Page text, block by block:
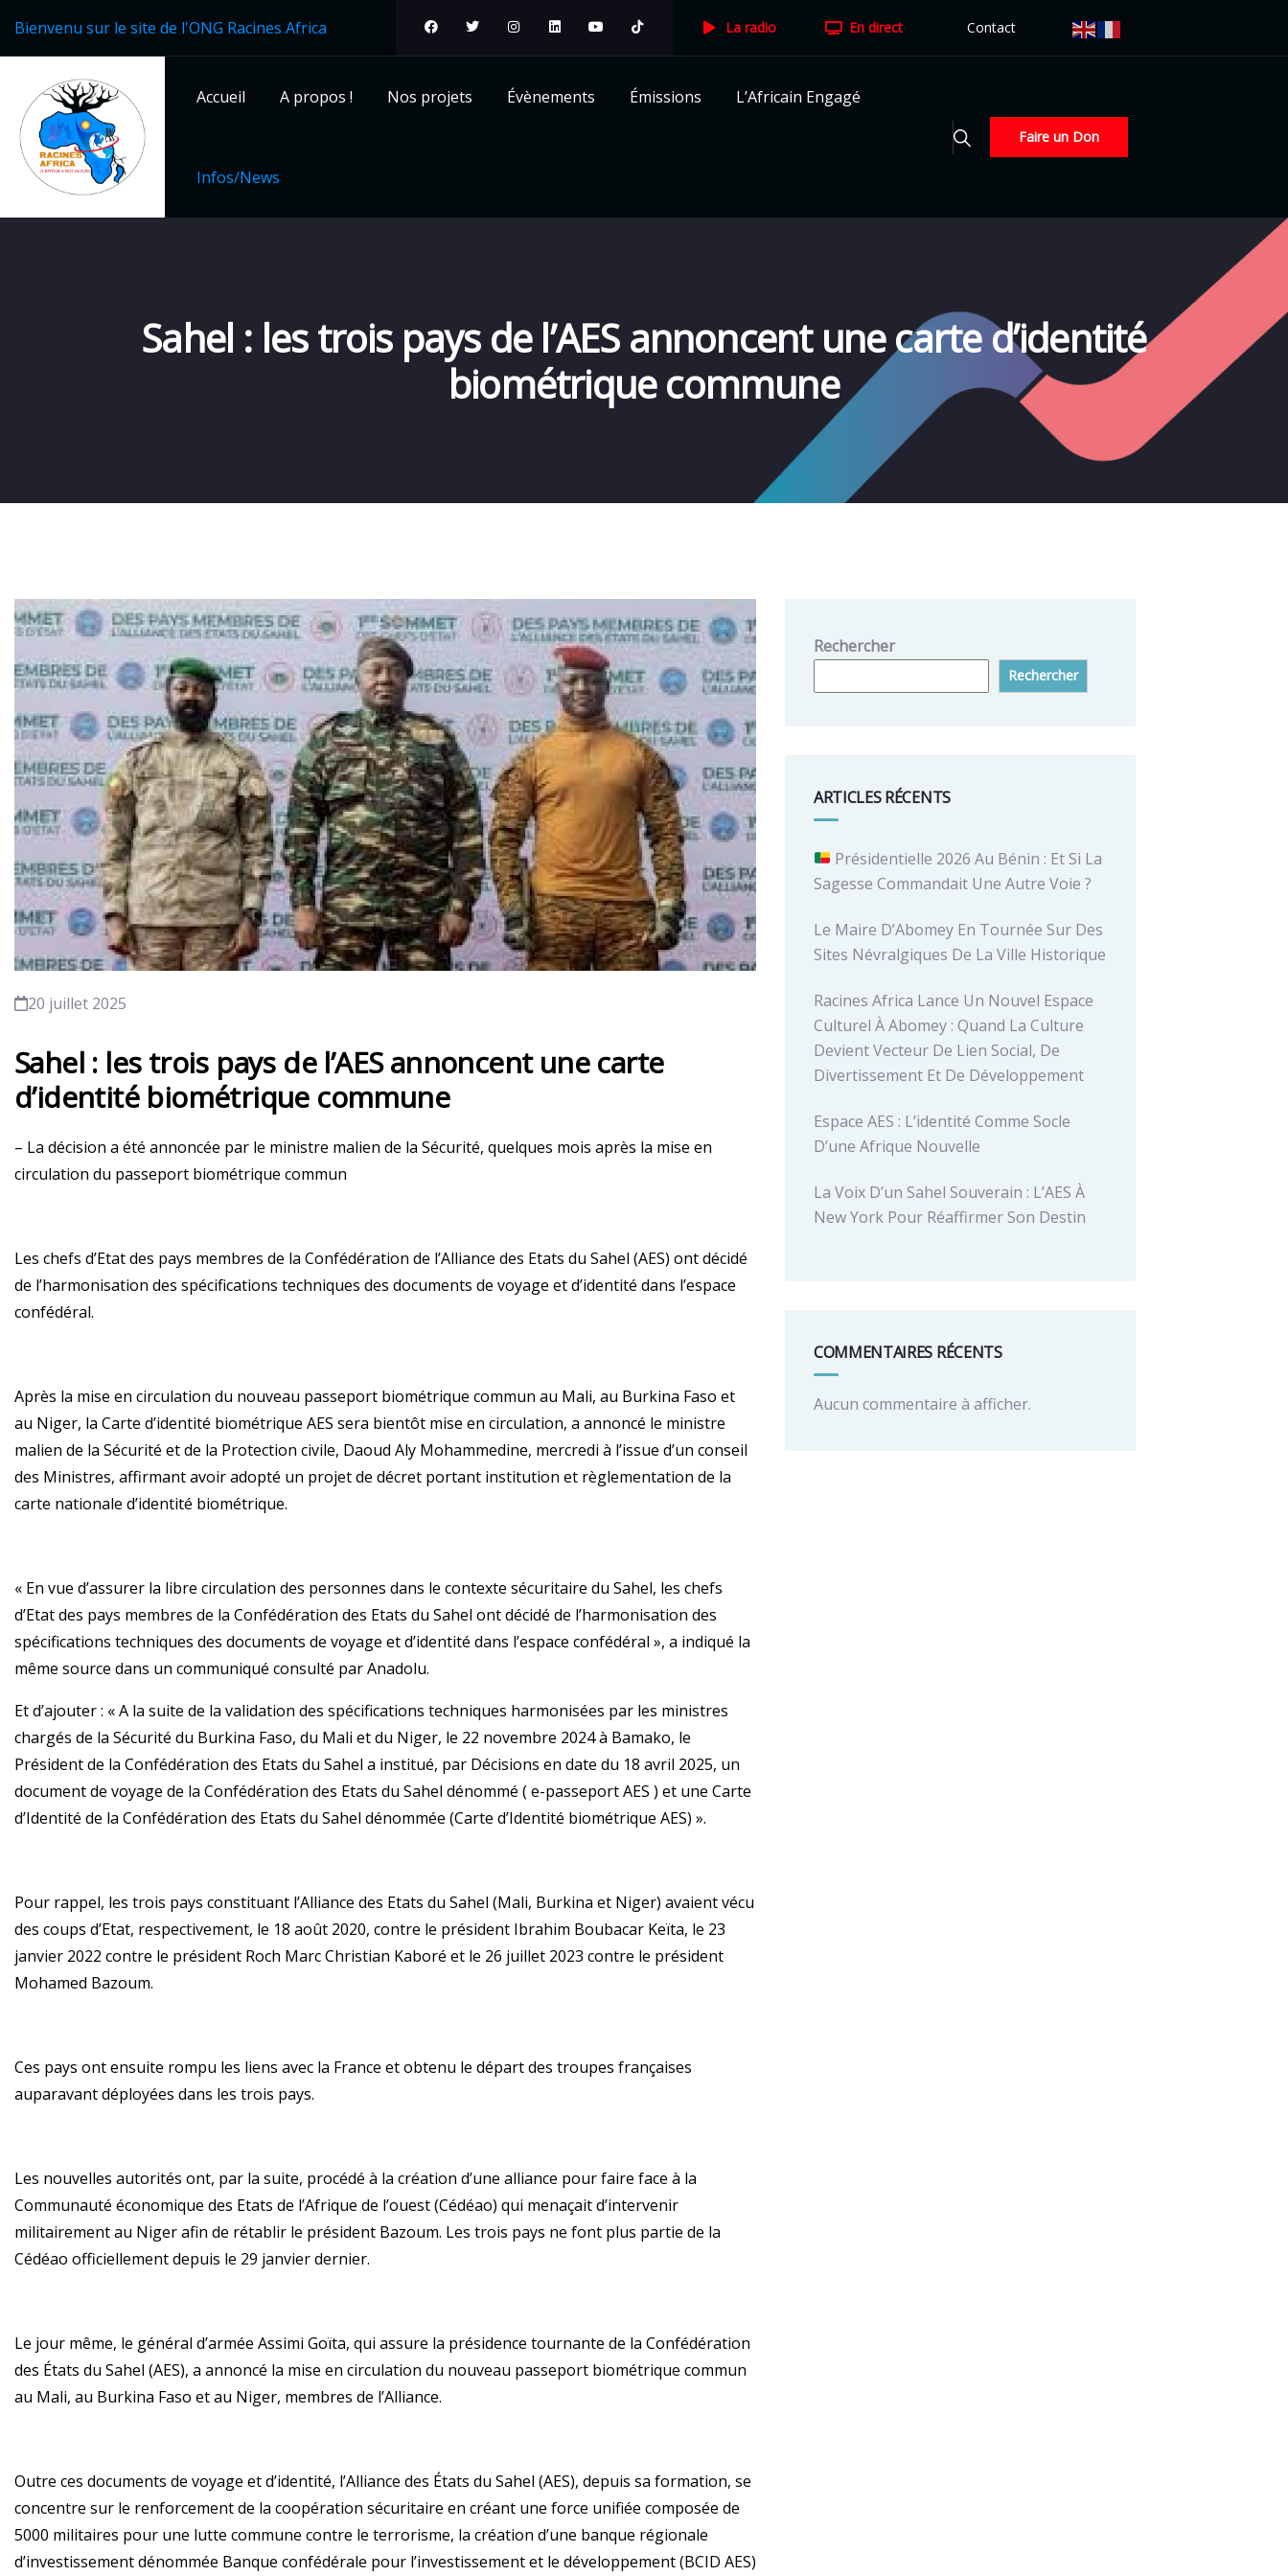
Bienvenu sur le site de l'ONG Racines Africa La radio En direct Contact
Accueil A propos ! Nos projets Évènements Émissions L’Africain Engagé
Infos/News
Faire un Don
Sahel : les trois pays de l’AES annoncent une carte d’identité
biométrique commune
20 juillet 2025
Sahel : les trois pays de l’AES annoncent une carte
d’identité biométrique commune
– La décision a été annoncée par le ministre malien de la Sécurité, quelques mois après la mise en
circulation du passeport biométrique commun
Les chefs d’Etat des pays membres de la Confédération de l’Alliance des Etats du Sahel (AES) ont décidé
de l’harmonisation des spécifications techniques des documents de voyage et d’identité dans l’espace
confédéral.
Après la mise en circulation du nouveau passeport biométrique commun au Mali, au Burkina Faso et
au Niger, la Carte d’identité biométrique AES sera bientôt mise en circulation, a annoncé le ministre
malien de la Sécurité et de la Protection civile, Daoud Aly Mohammedine, mercredi à l’issue d’un conseil
des Ministres, affirmant avoir adopté un projet de décret portant institution et règlementation de la
carte nationale d’identité biométrique.
« En vue d’assurer la libre circulation des personnes dans le contexte sécuritaire du Sahel, les chefs
d’Etat des pays membres de la Confédération des Etats du Sahel ont décidé de l’harmonisation des
spécifications techniques des documents de voyage et d’identité dans l’espace confédéral », a indiqué la
même source dans un communiqué consulté par Anadolu.
Et d’ajouter : « A la suite de la validation des spécifications techniques harmonisées par les ministres
chargés de la Sécurité du Burkina Faso, du Mali et du Niger, le 22 novembre 2024 à Bamako, le
Président de la Confédération des Etats du Sahel a institué, par Décisions en date du 18 avril 2025, un
document de voyage de la Confédération des Etats du Sahel dénommé ( e-passeport AES ) et une Carte
d’Identité de la Confédération des Etats du Sahel dénommée (Carte d’Identité biométrique AES) ».
Pour rappel, les trois pays constituant l’Alliance des Etats du Sahel (Mali, Burkina et Niger) avaient vécu
des coups d’Etat, respectivement, le 18 août 2020, contre le président Ibrahim Boubacar Keïta, le 23
janvier 2022 contre le président Roch Marc Christian Kaboré et le 26 juillet 2023 contre le président
Mohamed Bazoum.
Ces pays ont ensuite rompu les liens avec la France et obtenu le départ des troupes françaises
auparavant déployées dans les trois pays.
Les nouvelles autorités ont, par la suite, procédé à la création d’une alliance pour faire face à la
Communauté économique des Etats de l’Afrique de l’ouest (Cédéao) qui menaçait d’intervenir
militairement au Niger afin de rétablir le président Bazoum. Les trois pays ne font plus partie de la
Cédéao officiellement depuis le 29 janvier dernier.
Le jour même, le général d’armée Assimi Goïta, qui assure la présidence tournante de la Confédération
des États du Sahel (AES), a annoncé la mise en circulation du nouveau passeport biométrique commun
au Mali, au Burkina Faso et au Niger, membres de l’Alliance.
Outre ces documents de voyage et d’identité, l’Alliance des États du Sahel (AES), depuis sa formation, se
concentre sur le renforcement de la coopération sécuritaire en créant une force unifiée composée de
5000 militaires pour une lutte commune contre le terrorisme, la création d’une banque régionale
d’investissement dénommée Banque confédérale pour l’investissement et le développement (BCID AES)
Rechercher
Rechercher
ARTICLES RÉCENTS
Présidentielle 2026 Au Bénin : Et Si La
Sagesse Commandait Une Autre Voie ?
Le Maire D’Abomey En Tournée Sur Des
Sites Névralgiques De La Ville Historique
Racines Africa Lance Un Nouvel Espace
Culturel À Abomey : Quand La Culture
Devient Vecteur De Lien Social, De
Divertissement Et De Développement
Espace AES : L’identité Comme Socle
D’une Afrique Nouvelle
La Voix D’un Sahel Souverain : L’AES À
New York Pour Réaffirmer Son Destin
COMMENTAIRES RÉCENTS
Aucun commentaire à afficher.